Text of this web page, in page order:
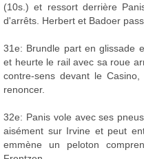
(10s.) et ressort derrière
d'arrêts. Herbert et Badoer
31e: Brundle part en glissade
et heurte le rail avec sa roue
contre-sens devant le
renoncer.
32e: Panis vole avec ses
aisément sur Irvine et peut
emmène un peloton